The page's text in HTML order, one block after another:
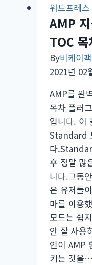
워드프레스
AMP
TOC 목
By비케이
2021년 02
AMP를 완
목차 플러
입니다. 이
Standard
다
후 정말 많
니다.그동
은 유저들
마를 이용
모드는 쉽
안 잘 사용
인이 AMP
키는 것을…